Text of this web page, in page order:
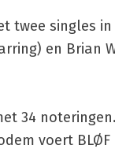
twee singles
en Brian
34
voert